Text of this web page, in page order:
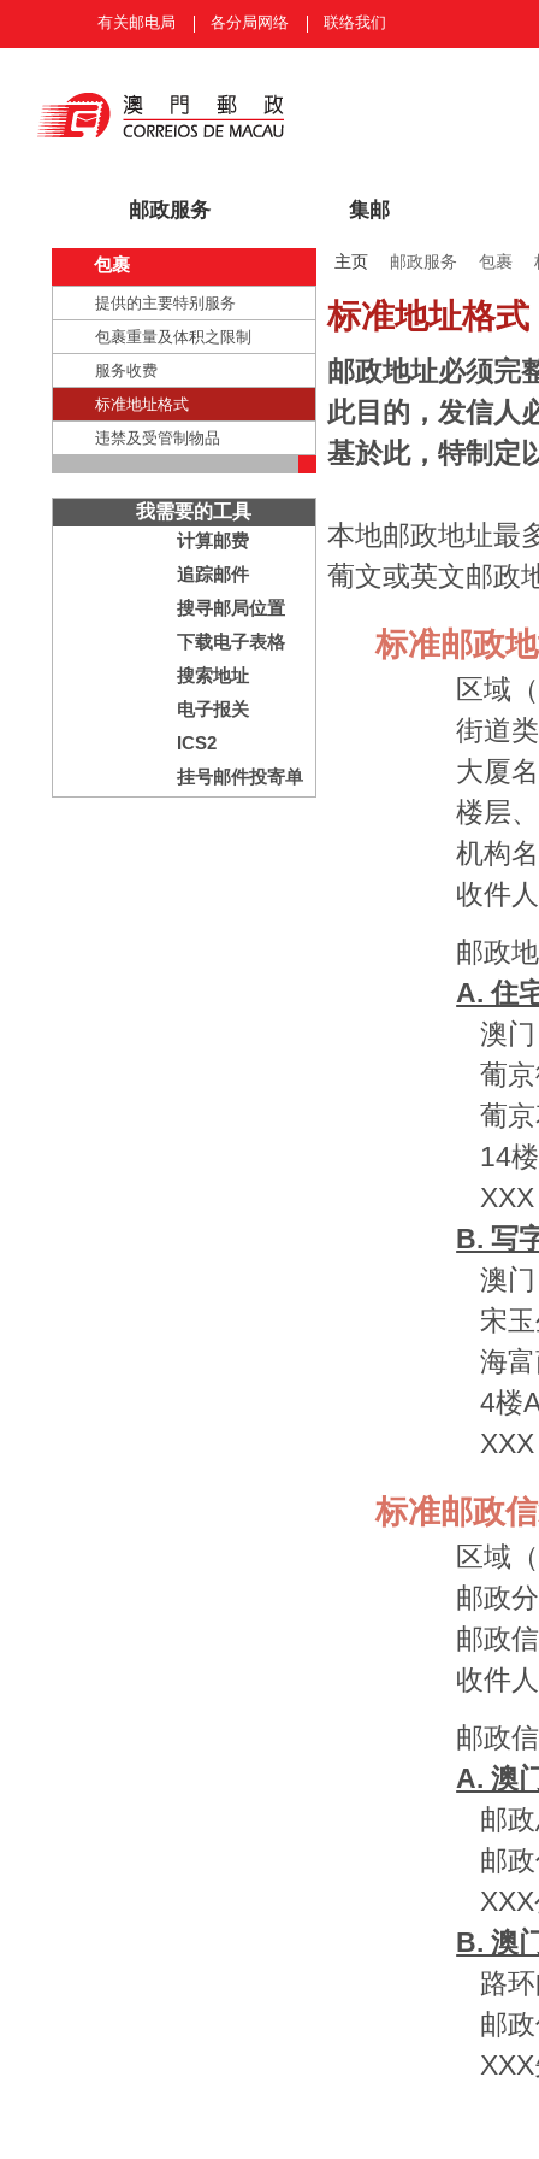
有关邮电局 各分局网络 联络我们
邮政服务 集邮
包裹
提供的主要特别服务
包裹重量及体积之限制
服务收费
标准地址格式
违禁及受管制物品
我需要的工具
计算邮费
追踪邮件
搜寻邮局位置
下载电子表格
搜索地址
电子报关
ICS2
挂号邮件投寄单
主页 邮政服务 包裹
标准地址格式
邮政地址必须完
此目的，发信人
基於此，特制定
本地邮政地址最
葡文或英文邮政
标准邮政
区域
街道
大厦
楼层
机构
收件
邮政
A. 住
澳
葡
葡
14
B. 写
澳门
宋
海
4楼
标准邮政
区域
邮政
邮政
收件
邮政
A. 澳
邮
邮
B. 澳
路
邮